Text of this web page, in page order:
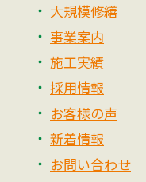
大規模修繕
事業案内
施工実績
採用情報
お客様の声
新着情報
お問い合わせ